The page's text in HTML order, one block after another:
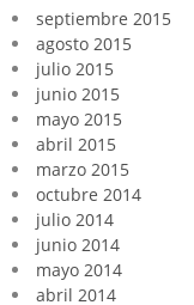
septiembre 2015
agosto 2015
julio 2015
junio 2015
mayo 2015
abril 2015
marzo 2015
octubre 2014
julio 2014
junio 2014
mayo 2014
abril 2014